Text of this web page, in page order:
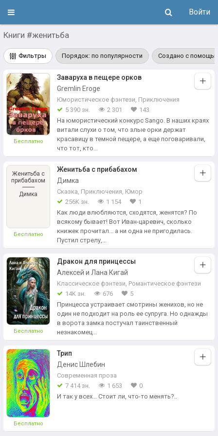
Войти
Книги #женитьба
Фильтры Порядок: по популярности Создано с
Бесплатно
Заваруха в пещере орков
Gremlin Eroge
Юмористическое фэнтези, Приключения
5 390 зн.
2 301
143
На юмористический конкурс Sango. В наших краях
витали слухи о том, что злые орки держат
красавицу в темной пещере, а еще поговаривали,
что тот, кто...
Женитьба с
прибабахом
Димка
Бесплатно
Женитьба с прибабахом
Димка
Сказка, Приключения, Юмор
256K зн.
1 154
1
Как люди влюбляются, сходятся, женятся? По
всякому бывает! Вот Иван-царевич, сколько
книжек прочитал... а ни одна не пригодилась.
Пустил стрелу,...
Бесплатно
Дракон для принцессы
Алексей и Лана Кигай
Классическое фэнтези, Романтическое фэнтези
14K зн.
676
5
Принцесса устраивает смотрины женихов, но не
один не подходит на роль ее супруга. Но однажды
в ворота замка постучал таинственный
незнакомец...
Бесплатно
Трип
Денис Шлебин
Современная проза
7 414 зн.
1 653
0
И так у всех... Стоит ли, что-то менять?..